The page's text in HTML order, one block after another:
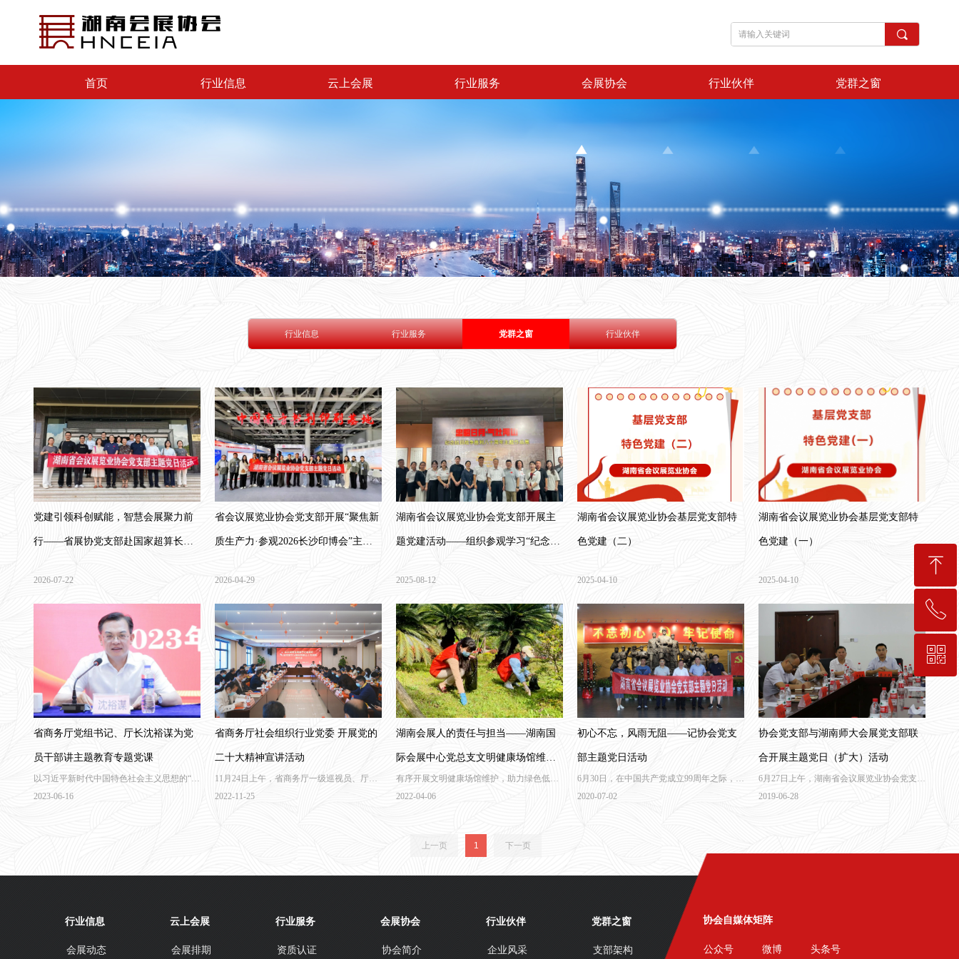
首页 行业信息 云上会展 行业服务 会展协会 行业伙伴 党群之窗
끠
行业信息 行业服务 党群之窗 行业伙伴
党建引领科创赋能，智慧会展聚力前
行——省展协党支部赴国家超算长沙
2026-07-22
省会议展览业协会党支部开展“聚焦新
质生产力·参观2026长沙印博会”主题
2026-04-29
湖南省会议展览业协会党支部开展主
题党建活动——组织参观学习“纪念抗
2025-08-12
湖南省会议展览业协会基层党支部特
色党建（二）
2025-04-10
湖南省会议展览业协会基层党支部特
色党建（一）
2025-04-10
省商务厅党组书记、厅长沈裕谋为党
员干部讲主题教育专题党课
以习近平新时代中国特色社会主义思想的“金
钥匙”开启湖南商务高质量发展的新局面。
2023-06-16
省商务厅社会组织行业党委 开展党的
二十大精神宣讲活动
11月24日上午，省商务厅一级巡视员、厅社
会组织行业党委书记罗双锋赴湖南省物流与
2022-11-25
湖南会展人的责任与担当——湖南国
际会展中心党总支文明健康场馆维护
活动
有序开展文明健康场馆维护，助力绿色低碳
文明健康场馆建设。
2022-04-06
初心不忘，风雨无阻——记协会党支
部主题党日活动
6月30日，在中国共产党成立99周年之际，湖
南省会议展览业协会党支部与湖南师范大学
2020-07-02
协会党支部与湖南师大会展党支部联
合开展主题党日（扩大）活动
6月27日上午，湖南省会议展览业协会党支部
与湖南师大会展党支部联合开展了主题党日
2019-06-28
上一页 1 下一页
会展动态
行业信息
会展排期
云上会展
资质认证
行业服务
协会简介
会展协会
企业风采
行业伙伴
支部架构
党群之窗 协会自媒体矩阵
公众号 微博 头条号
ꁸ
回到顶部
ꂅ
189-7498-5834
ꀥ